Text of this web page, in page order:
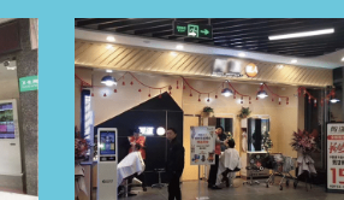
支持人脸验
票过闸